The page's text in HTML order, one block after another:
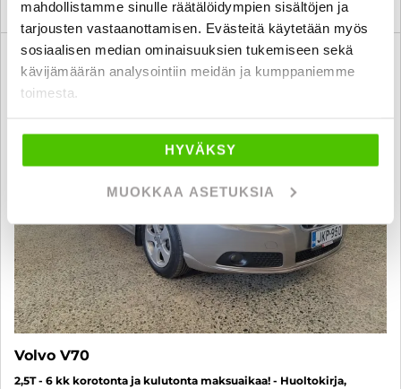
mahdollistamme sinulle räätälöidympien sisältöjen ja
tarjousten vastaanottamisen. Evästeitä käytetään myös
sosiaalisen median ominaisuuksien tukemiseen sekä
kävijämäärän analysointiin meidän ja kumppaniemme
toimesta.
HYVÄKSY
MUOKKAA ASETUKSIA
6 kk korotonta ja kulutonta
Volvo V70
2,5T - 6 kk korotonta ja kulutonta maksuaikaa! - Huoltokirja,